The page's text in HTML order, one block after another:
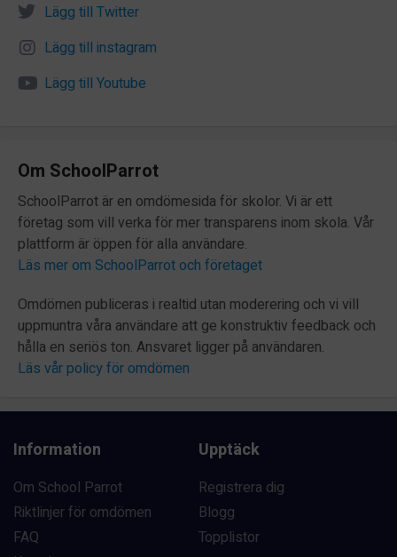
Lägg till Twitter
Lägg till instagram
Lägg till Youtube
Om SchoolParrot
SchoolParrot är en omdömesida för skolor. Vi är ett
företag som vill verka för mer transparens inom skola. Vår
plattform är öppen för alla användare.
Läs mer om SchoolParrot och företaget
Omdömen publiceras i realtid utan moderering och vi vill
uppmuntra våra användare att ge konstruktiv feedback och
hålla en seriös ton. Ansvaret ligger på användaren.
Läs vår policy för omdömen
Information
Om School Parrot
Riktlinjer för omdömen
FAQ
Upptäck
Registrera dig
Blogg
Topplistor